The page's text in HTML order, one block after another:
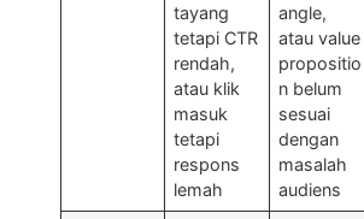
tayang
tetapi CTR
rendah,
atau klik
masuk
tetapi
respons
lemah
angle,
atau value
propositio
n belum
sesuai
dengan
masalah
audiens